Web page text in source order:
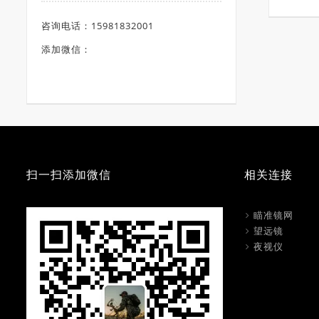
咨询电话：15981832001
添加微信：
扫一扫添加微信 相关连接
瞄准镜网
望远镜
夜视仪